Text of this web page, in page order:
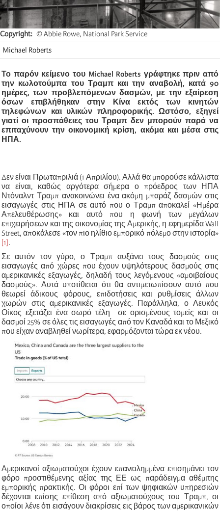
Copyright
© Abbie Rowe, National Park Service
Michael Roberts
Το παρόν κείμενο του Michael Roberts γράφτηκε πριν από
την κωλοτούμπα του Τραμπ και την αναβολή, κατά 90
ημέρες, των προβλεπόμενων δασμών, με την εξαίρεση
όσων επιβλήθηκαν στην Κίνα εκτός των κινητών
τηλεφώνων και υλικών πληροφορικής. Ωστόσο, εξηγεί
γιατί οι προσπάθειες του Τραμπ δεν μπορούν παρά να
επιταχύνουν την οικονομική κρίση, ακόμα και μέσα στις
ΗΠΑ.
Δεν είναι Πρωταπριλιά (1 Απριλίου). Αλλά θα μπορούσε κάλλιστα
να είναι, καθώς αργότερα σήμερα ο πρόεδρος των ΗΠΑ
Ντόναλντ Τραμπ ανακοινώνει ένα ακόμη μπαράζ δασμών στις
εισαγωγές στις ΗΠΑ σε αυτό που ο Τραμπ αποκαλεί «Ημέρα
Απελευθέρωσης» και αυτό που η φωνή των μεγάλων
επιχειρήσεων και της οικονομίας της Αμερικής, η εφημερίδα Wall
Street, αποκάλεσε «τον πιο ηλίθιο εμπορικό πόλεμο στην ιστορία»
[1].
Σε αυτόν τον γύρο, ο Τραμπ αυξάνει τους δασμούς στις
εισαγωγές από χώρες που έχουν υψηλότερους δασμούς στις
αμερικανικές εξαγωγές, δηλαδή τους λεγόμενους «αμοιβαίους
δασμούς». Αυτά υποτίθεται ότι θα αντιμετωπίσουν αυτό που
θεωρεί άδικους φόρους, επιδοτήσεις και ρυθμίσεις άλλων
χωρών στις αμερικανικές εξαγωγές. Παράλληλα, ο Λευκός
Οίκος εξετάζει ένα σωρό τέλη σε ορισμένους τομείς και οι
δασμοί 25% σε όλες τις εισαγωγές από τον Καναδά και το Μεξικό
που είχαν αναβληθεί νωρίτερα, εφαρμόζονται τώρα εκ νέου.
Αμερικανοί αξιωματούχοι έχουν επανειλημμένα επισημάνει τον
φόρο προστιθέμενης αξίας της ΕΕ ως παράδειγμα αθέμιτης
εμπορικής πρακτικής. Οι φόροι επί των ψηφιακών υπηρεσιών
δέχονται επίσης επίθεση από αξιωματούχους του Τραμπ, οι
οποίοι λένε ότι εισάγουν διακρίσεις εις βάρος των αμερικανικών